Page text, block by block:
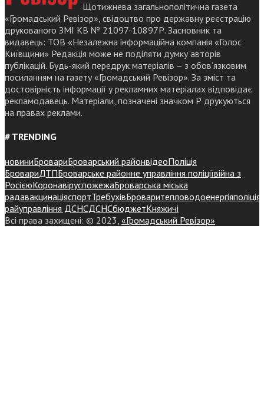
Щотижнева загальнополітична газета
«Громадський Ревізор», свідоцтво про державну реєстрацію
друкованого ЗМІ КВ № 21097-10897Р. Засновник та
видавець: ТОВ «Незалежна інформаційна компанія «Голос
Київщини» Редакція може не поділяти думку авторів
публікацій. Будь-який передрук матеріалів – з обов’язковим
посиланням на газету «Громадський Ревізор». За зміст та
достовірність інформації у рекламних матеріалах відповідає
рекламодавець. Матеріали, позначені значком Р друкуються
на правах реклами.
# TRENDING
новиниБровариБроварський районвідеоПоліція
БровариДТПБроварське районне управління поліціївійна з
РосієюКоронавіруспожежаБроварська міська
радавакцинаціяспортТребухівБроваритепловодоенергіяполіція
райуправління ДСНСДСНСбюджетКняжичі
Всі права захищені: © 2023, «Громадський Ревізор»